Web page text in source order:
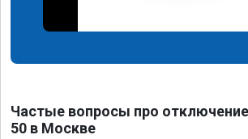
Частые вопросы про
50 в Москве